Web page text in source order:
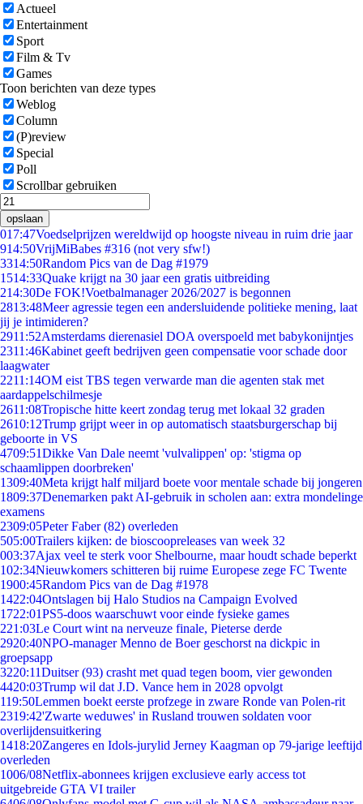
Actueel
Entertainment
Sport
Film & Tv
Games
Toon berichten van deze types
Weblog
Column
(P)review
Special
Poll
Scrollbar gebruiken
opslaan
017:47Voedselprijzen wereldwijd op hoogste niveau in ruim drie jaar
914:50VrijMiBabes #316 (not very sfw!)
3314:50Random Pics van de Dag #1979
1514:33Quake krijgt na 30 jaar een gratis uitbreiding
214:30De FOK!Voetbalmanager 2026/2027 is begonnen
2813:48Meer agressie tegen een andersluidende politieke mening, laat
jij je intimideren?
2911:52Amsterdams dierenasiel DOA overspoeld met babykonijntjes
2311:46Kabinet geeft bedrijven geen compensatie voor schade door
laagwater
2211:14OM eist TBS tegen verwarde man die agenten stak met
aardappelschilmesje
2611:08Tropische hitte keert zondag terug met lokaal 32 graden
2610:12Trump grijpt weer in op automatisch staatsburgerschap bij
geboorte in VS
4709:51Dikke Van Dale neemt 'vulvalippen' op: 'stigma op
schaamlippen doorbreken'
1309:40Meta krijgt half miljard boete voor mentale schade bij jongeren
1809:37Denemarken pakt AI-gebruik in scholen aan: extra mondelinge
examens
2309:05Peter Faber (82) overleden
505:00Trailers kijken: de bioscoopreleases van week 32
003:37Ajax veel te sterk voor Shelbourne, maar houdt schade beperkt
102:34Nieuwkomers schitteren bij ruime Europese zege FC Twente
1900:45Random Pics van de Dag #1978
1422:04Ontslagen bij Halo Studios na Campaign Evolved
1722:01PS5-doos waarschuwt voor einde fysieke games
221:03Le Court wint na nerveuze finale, Pieterse derde
2920:40NPO-manager Menno de Boer geschorst na dickpic in
groepsapp
3220:11Duitser (93) crasht met quad tegen boom, vier gewonden
4420:03Trump wil dat J.D. Vance hem in 2028 opvolgt
119:50Lemmen boekt eerste profzege in zware Ronde van Polen-rit
2319:42'Zwarte weduwes' in Rusland trouwen soldaten voor
overlijdensuitkering
1418:20Zangeres en Idols-jurylid Jerney Kaagman op 79-jarige leeftijd
overleden
1006/08Netflix-abonnees krijgen exclusieve early access tot
uitgebreide GTA VI trailer